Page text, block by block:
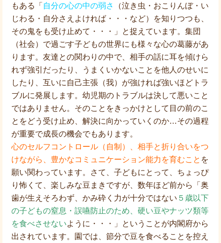
もある「 自分の心の中の弱さ
（泣き虫・おこりんぼ・い
じわる・自分さえよければ・・・など）を知りつつも、
その鬼をも受け止めて・・・」と捉えています。集団
（社会）で過ごす子どもの世界にも様々な心の葛藤があ
ります。友達との関わりの中で、相手の話に耳を傾けら
れず強引だったり、うまくいかないことを他人のせいに
したり、互いに自己主張（我）が強ければ強いほどトラ
ブルに発展します。幼児期のトラブルは決して悪いこと
ではありません。そのことをきっかけとして目の前のこ
とをどう受け止め、解決に向かっていくのか…その過程
が重要で成長の機会でもあります。
心のセルフコントロール（自制）、相手と折り合いをつ
けながら、豊かなコミュニケーション能力を育むこと を
願い関わっています。さて、子どもにとって、ちょっぴ
り怖くて、楽しみな豆まきですが、数年ほど前から「奥
歯が生えそろわず、かみ砕く力が十分ではない ５歳以下
の子どもの窒息・誤嚥防止のため、硬い豆やナッツ類等
を食べさせないように・・・」ということが内閣府から
出されています。園では、節分で豆を食べることを控え